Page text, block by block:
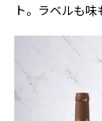
ト。ラベルも